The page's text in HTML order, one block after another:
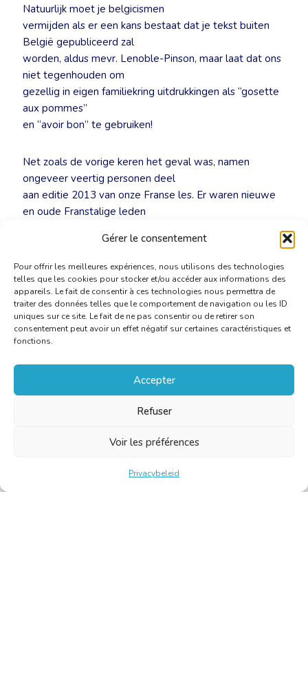
Gérer le consentement
Pour offrir les meilleures expériences, nous utilisons des technologies
telles que les cookies pour stocker et/ou accéder aux informations des
appareils. Le fait de consentir à ces technologies nous permettra de
traiter des données telles que le comportement de navigation ou les ID
uniques sur ce site. Le fait de ne pas consentir ou de retirer son
consentement peut avoir un effet négatif sur certaines caractéristiques et
fonctions.
Accepter
Refuser
Voir les préférences
Privacybeleid
Natuurlijk moet je belgicismen
vermijden als er een kans bestaat dat je tekst buiten
België gepubliceerd zal
worden, aldus mevr. Lenoble-Pinson, maar laat dat ons
niet tegenhouden om
gezellig in eigen familiekring uitdrukkingen als “gosette
aux pommes”
en “avoir bon” te gebruiken!
Net zoals de vorige keren het geval was, namen
ongeveer veertig personen deel
aan editie 2013 van onze Franse les. Er waren nieuwe
en oude Franstalige leden
leden en studenten.